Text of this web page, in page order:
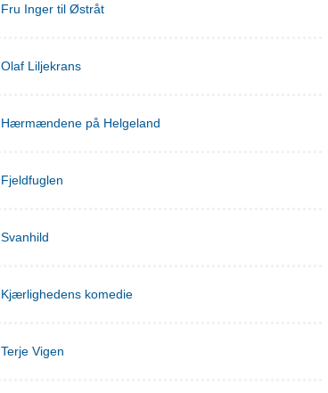
Fru Inger til Østråt
Olaf Liljekrans
Hærmændene på Helgeland
Fjeldfuglen
Svanhild
Kjærlighedens komedie
Terje Vigen